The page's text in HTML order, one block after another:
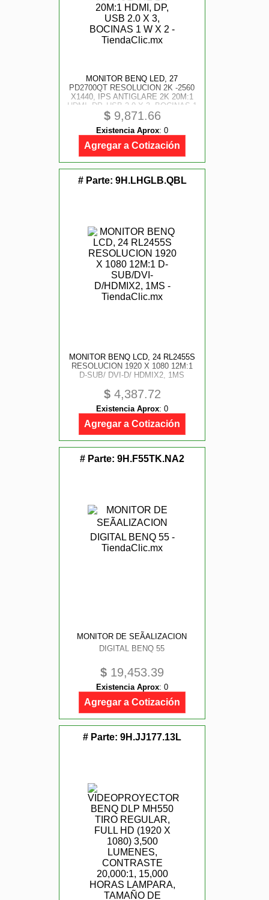
MONITOR BENQ LED, 27
PD2700QT RESOLUCION 2K -2560
X1440, IPS ANTIGLARE 2K 20M:1
HDMI, DP, USB 2.0 X 3, BOCINAS 1
W X 2
$9,871.66
Existencia Aprox: 0
Agregar a Cotización
# Parte: 9H.LHGLB.QBL
MONITOR BENQ LCD, 24 RL2455S
RESOLUCION 1920 X 1080 12M:1
D-SUB/ DVI-D/ HDMIX2, 1MS
$4,387.72
Existencia Aprox: 0
Agregar a Cotización
# Parte: 9H.F55TK.NA2
MONITOR DE SEÃALIZACION
DIGITAL BENQ 55
$ 19,453.39
Existencia Aprox: 0
Agregar a Cotización
# Parte: 9H.JJ177.13L